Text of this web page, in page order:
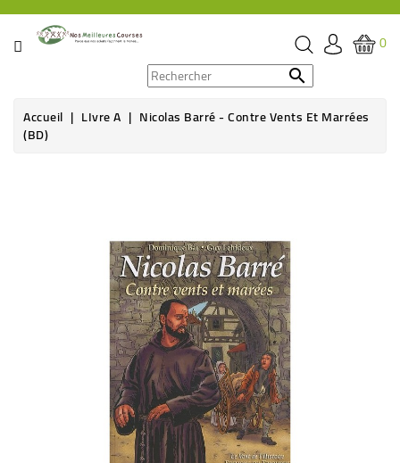
CATÉGORIE
ÉPICERIE
0

Accueil LIvre A Nicolas Barré - Contre Vents Et Marrées
(BD)